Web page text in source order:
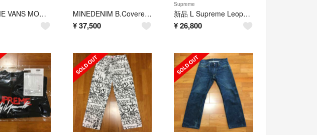
SUPREME VANS MONOGRAM S LOGO SKATE ERA MINEDENIM B.Covered Denim Standard Slim
¥ 37,500
Supreme
新品 L Supreme Leopard Silk S/S Shirt Tan
¥26,800